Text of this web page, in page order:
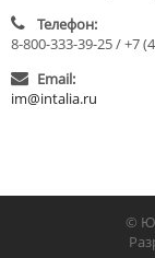
Телефон:
8-800-333-39-25 / +7
Email:
im@intalia.ru
©